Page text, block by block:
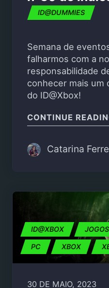
ID@DUMMIES
Semana de
falharmos com a
responsabilidade
conhecer mais um
do ID@Xbox!
CONTINUE
Catarina
ID@XBOX JOGOS
PC XBOX
30 DE MAIO, 2023